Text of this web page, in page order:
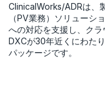
ClinicalWorks/ADRは、
（PV業務）ソリューシ
への対応を支援し、クラ
DXCが30年近くにわた
パッケージです。